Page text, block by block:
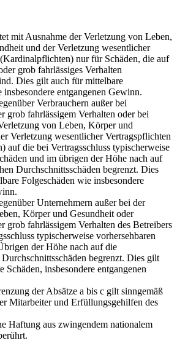
mit Ausnahme der Verletzung von Leben,
und der Verletzung wesentlicher
nur für Schäden, die auf
grob fahrlässiges Verhalten
Dies gilt auch für mittelbare
insbesondere entgangenen Gewinn.
Verbrauchern außer bei
grob fahrlässigem Verhalten oder bei
von Leben, Körper und
Verletzung wesentlicher Vertragspflichten
auf die bei Vertragsschluss typischerweise
und im übrigen der Höhe nach auf
Durchschnittsschäden begrenzt. Dies
Folgeschäden wie insbesondere
Unternehmern außer bei der
Körper und Gesundheit oder
grob fahrlässigem Verhalten des Betreibers
typischerweise vorhersehbaren
der Höhe nach auf die
begrenzt. Dies gilt
Schäden, insbesondere entgangenen
der Absätze a bis c gilt sinngemäß
Mitarbeiter und Erfüllungsgehilfen des
Haftung aus zwingendem nationalem